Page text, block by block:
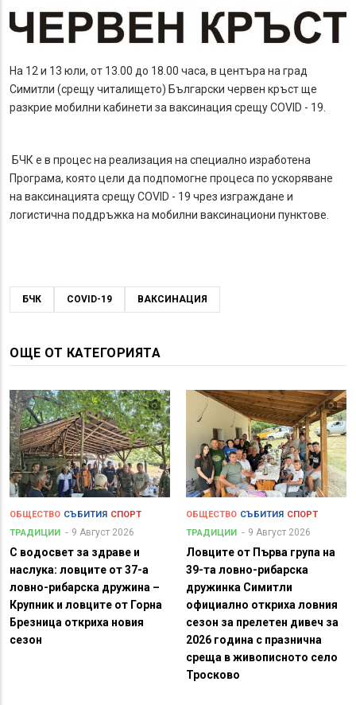
На 12 и 13 юли, от 13.00 до 18.00 часа, в центъра на град
Симитли (срещу читалището) Български червен кръст ще
разкрие мобилни кабинети за ваксинация срещу COVID - 19.
БЧК е в процес на реализация на специално изработена
Програма, която цели да подпомогне процеса по ускоряване
на ваксинацията срещу COVID - 19 чрез изграждане и
логистична поддръжка на мобилни ваксинациони пунктове.
БЧК COVID-19 ВАКСИНАЦИЯ
ОЩЕ ОТ КАТЕГОРИЯТА
ОБЩЕСТВО СЪБИТИЯ СПОРТ
ТРАДИЦИИ
9 Август 2026
С водосвет за здраве и
наслука: ловците от 37-а
ловно-рибарска дружина –
Крупник и ловците от Горна
Брезница откриха новия
сезон
ОБЩЕСТВО СЪБИТИЯ СПОРТ
ТРАДИЦИИ
9 Август 2026
Ловците от Първа група на
39-та ловно-рибарска
дружинка Симитли
официално откриха ловния
сезон за прелетен дивеч за
2026 година с празнична
среща в живописното село
Тросково